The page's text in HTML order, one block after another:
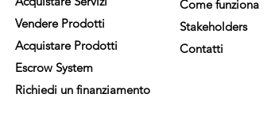
Vendere Prodotti
Acquistare Prodotti
Escrow System
Richiedi un finanziamento
Come funziona
Stakeholders
Contatti